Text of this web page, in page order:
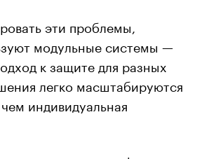
эти проблемы,
модульные системы —
к защите для разных
легко масштабируются
индивидуальная